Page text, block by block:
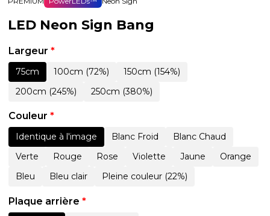
LED Neon Sign Bang
Largeur *
75cm 100cm (72%)
150cm (154%)
200cm (245%)
250cm (380%)
Couleur *
Identique à l'image Blanc Froid
Blanc Chaud
Verte
Rouge Rose Violette Jaune
Orange
Bleu
Bleu clair Pleine couleur (22%)
Plaque arrière *